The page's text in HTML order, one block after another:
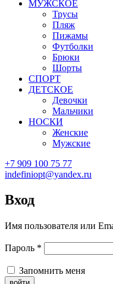
МУЖСКОЕ
Трусы
Пляж
Пижамы
Футболки
Брюки
Шорты
СПОРТ
ДЕТСКОЕ
Девочки
Мальчики
НОСКИ
Женские
Мужские
+7 909 100 75 77
indefiniopt@yandex.ru
Вход
Имя пользователя или
Пароль *
Запомнить меня